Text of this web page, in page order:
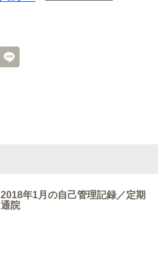
2018年1月の自己管理記録／定期
通院